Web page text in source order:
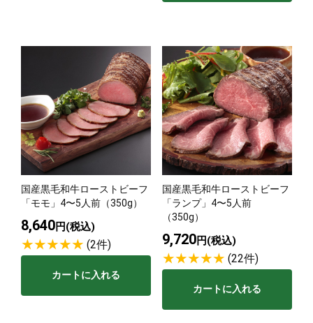
国産黒毛和牛ローストビーフ
「モモ」4〜5人前（350g）
8,640円(税込)
(2件)
カートに入れる
国産黒毛和牛ローストビーフ
「ランプ」4〜5人前
（350g）
9,720円(税込)
(22件)
カートに入れる